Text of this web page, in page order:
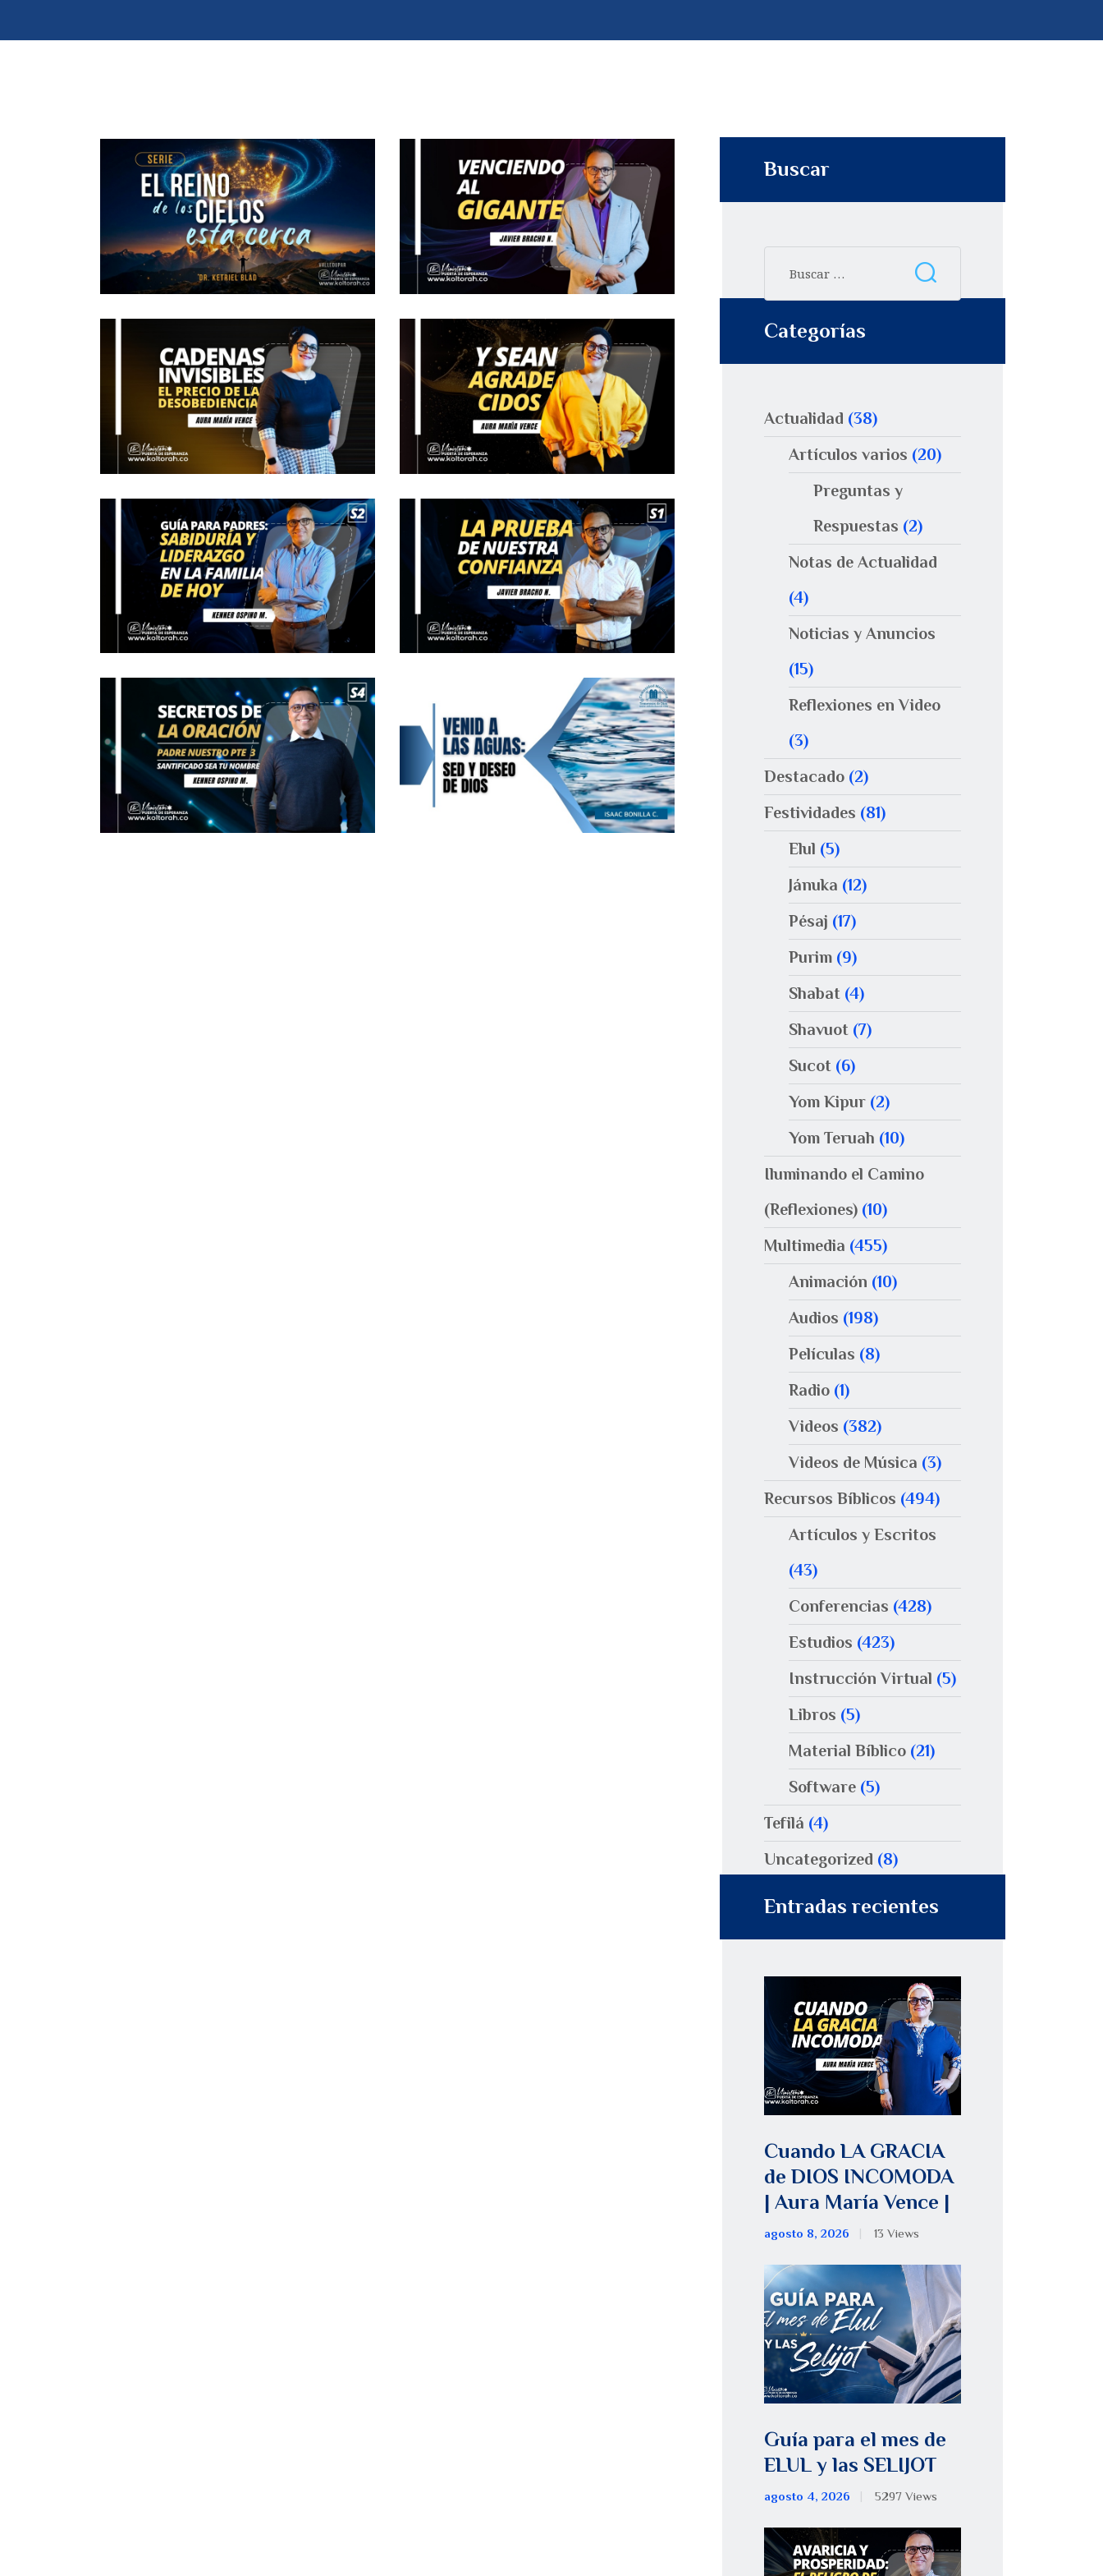
Buscar
Categorías
Actualidad (38)
Artículos varios (20)
Preguntas y
Respuestas (2)
Notas de Actualidad
(4)
Noticias y Anuncios
(15)
Reflexiones en Video
(3)
Destacado (2)
Festividades (81)
Elul (5)
Jánuka (12)
Pésaj (17)
Purim (9)
Shabat (4)
Shavuot (7)
Sucot (6)
Yom Kipur (2)
Yom Teruah (10)
Iluminando el Camino
(Reflexiones) (10)
Multimedia (455)
Animación (10)
Audios (198)
Películas (8)
Radio (1)
Videos (382)
Videos de Música (3)
Recursos Bíblicos (494)
Artículos y Escritos
(43)
Conferencias (428)
Estudios (423)
Instrucción Virtual (5)
Libros (5)
Material Bíblico (21)
Software (5)
Tefilá (4)
Uncategorized (8)
Entradas recientes
Cuando LA GRACIA
de DIOS INCOMODA
| Aura María Vence |
agosto 8, 2026 13 Views
Guía para el mes de
ELUL y las SELIJOT
agosto 4, 2026 5297 Views
i